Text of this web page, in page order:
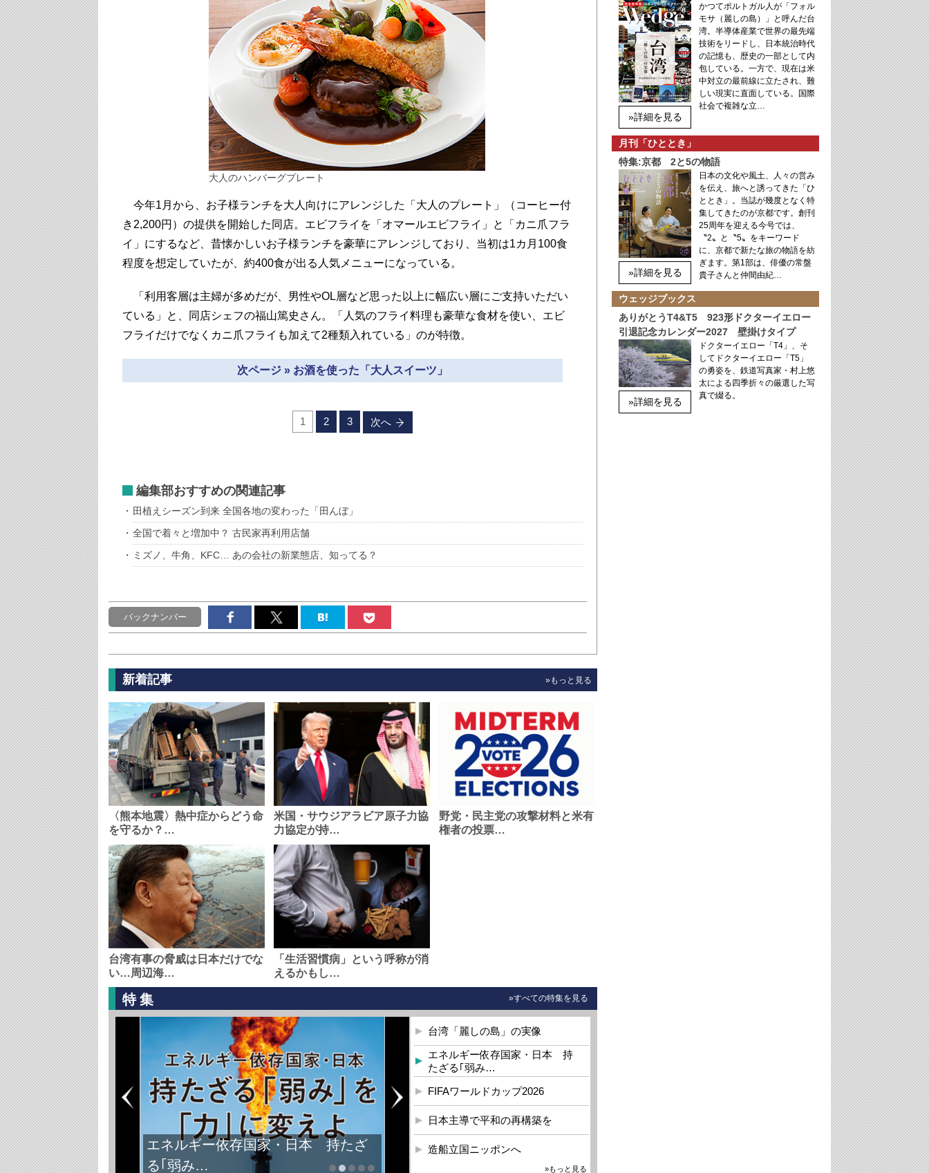
大人のハンバーグプレート
今年1月から、お子様ランチを大人向けにアレンジした「大人のプレート」（コーヒー付
き2,200円）の提供を開始した同店。エビフライを「オマールエビフライ」と「カニ爪フラ
イ」にするなど、昔懐かしいお子様ランチを豪華にアレンジしており、当初は1カ月100食
程度を想定していたが、約400食が出る人気メニューになっている。
「利用客層は主婦が多めだが、男性やOL層など思った以上に幅広い層にご支持いただい
ている」と、同店シェフの福山篤史さん。「人気のフライ料理も豪華な食材を使い、エビ
フライだけでなくカニ爪フライも加えて2種類入れている」のが特徴。
次ページ » お酒を使った「大人スイーツ」
1 2 3 次へ
編集部おすすめの関連記事
田植えシーズン到来 全国各地の変わった「田んぼ」
全国で着々と増加中？ 古民家再利用店舗
ミズノ、牛角、KFC… あの会社の新業態店、知ってる？
バックナンバー
新着記事 »もっと見る
〈熊本地震〉熱中症からどう命
を守るか？…
米国・サウジアラビア原子力協
力協定が持…
野党・民主党の攻撃材料と米有
権者の投票…
台湾有事の脅威は日本だけでな
い…周辺海…
「生活習慣病」という呼称が消
えるかもし…
特集 »すべての特集を見る
エネルギー依存国家・日本 持たざ
る｢弱み…
台湾「麗しの島」の実像
エネルギー依存国家・日本 持
たざる｢弱み…
FIFAワールドカップ2026
日本主導で平和の再構築を
造船立国ニッポンへ
»もっと見る
»詳細を見る
かつてポルトガル人が「フォル
モサ（麗しの島）」と呼んだ台
湾。半導体産業で世界の最先端
技術をリードし、日本統治時代
の記憶も、歴史の一部として内
包している。一方で、現在は米
中対立の最前線に立たされ、難
しい現実に直面している。国際
社会で複雑な立…
月刊「ひととき」
特集:京都 2と5の物語
»詳細を見る
日本の文化や風土、人々の営み
を伝え、旅へと誘ってきた「ひ
ととき」。当誌が幾度となく特
集してきたのが京都です。創刊
25周年を迎える今号では、
〝2〟と〝5〟をキーワード
に、京都で新たな旅の物語を紡
ぎます。第1部は、俳優の常盤
貴子さんと仲間由紀…
ウェッジブックス
ありがとうT4&T5 923形ドクターイエロー
引退記念カレンダー2027 壁掛けタイプ
»詳細を見る
ドクターイエロー「T4」、そ
してドクターイエロー「T5」
の勇姿を、鉄道写真家・村上悠
太による四季折々の厳選した写
真で綴る。